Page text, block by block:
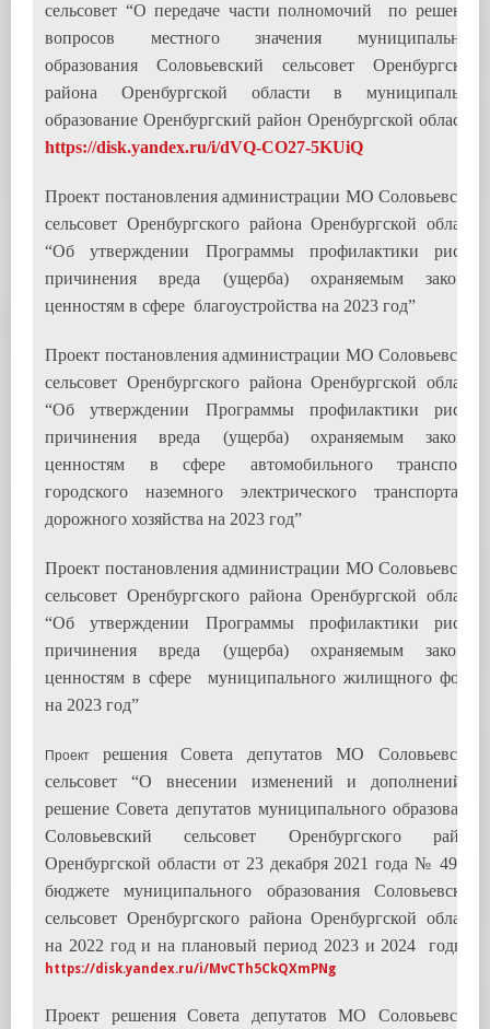
сельсовет “О передаче части полномочий по решению
вопросов местного значения муниципального
образования Соловьевский сельсовет Оренбургского
района Оренбургской области в муниципальное
образование Оренбургский район Оренбургской области”
https://disk.yandex.ru/i/dVQ-CO27-5KUiQ
Проект постановления администрации МО Соловьевский
сельсовет Оренбургского района Оренбургской области
“Об утверждении Программы профилактики рисков
причинения вреда (ущерба) охраняемым законом
ценностям в сфере благоустройства на 2023 год”
Проект постановления администрации МО Соловьевский
сельсовет Оренбургского района Оренбургской области
“Об утверждении Программы профилактики рисков
причинения вреда (ущерба) охраняемым законом
ценностям в сфере автомобильного транспорта,
городского наземного электрического транспорта и
дорожного хозяйства на 2023 год”
Проект постановления администрации МО Соловьевский
сельсовет Оренбургского района Оренбургской области
“Об утверждении Программы профилактики рисков
причинения вреда (ущерба) охраняемым законом
ценностям в сфере муниципального жилищного фонда
на 2023 год”
Проект решения Совета депутатов МО Соловьевский
сельсовет “О внесении изменений и дополнений в
решение Совета депутатов муниципального образования
Соловьевский сельсовет Оренбургского района
Оренбургской области от 23 декабря 2021 года № 49 «О
бюджете муниципального образования Соловьевский
сельсовет Оренбургского района Оренбургской области
на 2022 год и на плановый период 2023 и 2024 годы»”
https://disk.yandex.ru/i/MvCTh5CkQXmPNg
Проект решения Совета депутатов МО Соловьевский